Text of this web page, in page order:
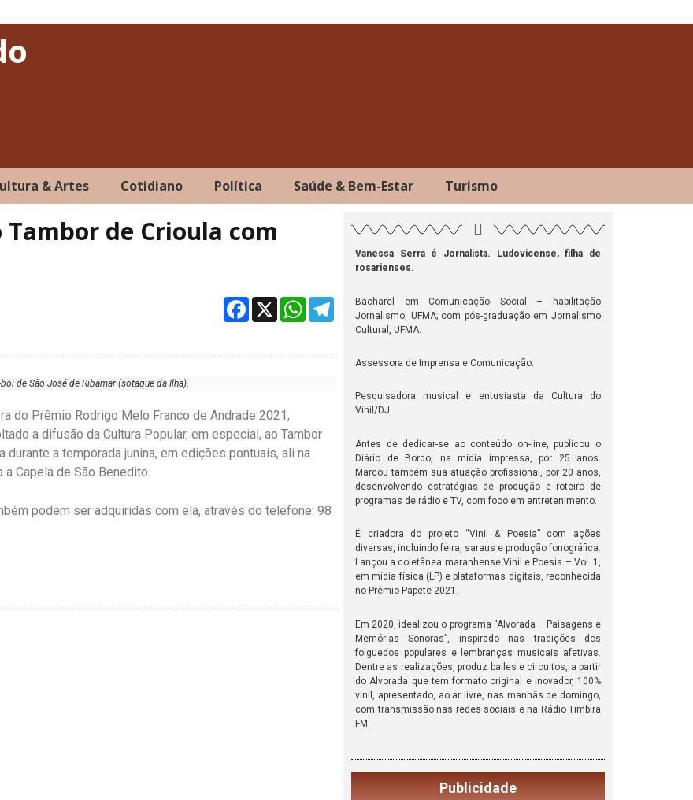
& Artes Cotidiano Política Saúde & Bem-Estar Turismo
de Crioula com
Facebook
X WhatsApp
Telegram
de São José de Ribamar (sotaque da Ilha).
do Prêmio Rodrigo Melo Franco de Andrade 2021,
a difusão da Cultura Popular, em especial, ao Tambor
a temporada junina, em edições pontuais, ali na
a Capela de São Benedito.
podem ser adquiridas com ela, através do telefone: 98
Vanessa Serra é Jornalista. Ludovicense, filha de
rosarienses.
Bacharel em Comunicação Social – habilitação
Jornalismo, UFMA; com pós-graduação em Jornalismo
Cultural, UFMA.
Assessora de Imprensa e Comunicação.
Pesquisadora musical e entusiasta da Cultura do
Vinil/DJ.
Antes de dedicar-se ao conteúdo on-line, publicou o
Diário de Bordo, na mídia impressa, por 25 anos.
Marcou também sua atuação profissional, por 20 anos,
desenvolvendo estratégias de produção e roteiro de
programas de rádio e TV, com foco em entretenimento.
É criadora do projeto “Vinil & Poesia” com ações
diversas, incluindo feira, saraus e produção fonográfica.
Lançou a coletânea maranhense Vinil e Poesia – Vol. 1,
em mídia física (LP) e plataformas digitais, reconhecida
no Prêmio Papete 2021.
Em 2020, idealizou o programa “Alvorada – Paisagens e
Memórias Sonoras”, inspirado nas tradições dos
folguedos populares e lembranças musicais afetivas.
Dentre as realizações, produz bailes e circuitos, a partir
do Alvorada que tem formato original e inovador, 100%
vinil, apresentado, ao ar livre, nas manhãs de domingo,
com transmissão nas redes sociais e na Rádio Timbira
FM.
Publicidade